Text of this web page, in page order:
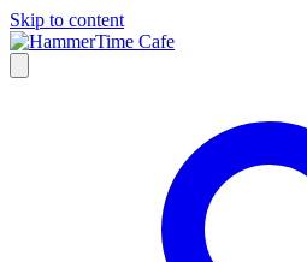
Skip to content